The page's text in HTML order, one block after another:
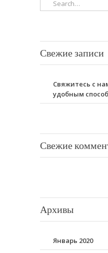
Свежие записи
Свяжитесь с
удобным
Свежие
Архивы
Январь 2020